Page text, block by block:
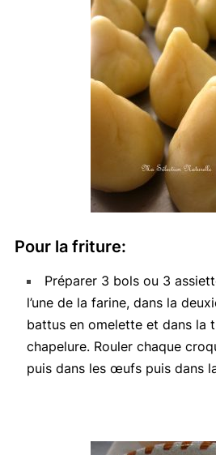
Pour la friture:
Préparer 3 bols ou 3
l’une de la farine, dans la
battus en omelette et dans la
chapelure. Rouler chaque
puis dans les œufs puis dans